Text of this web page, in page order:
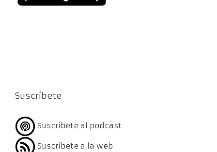
Suscríbete
Suscríbete al podcast
Suscríbete a la web